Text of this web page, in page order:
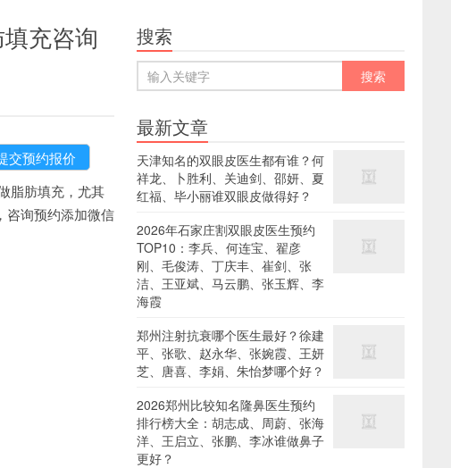
充咨询
脂肪填充，尤其
咨询预约添加微信
搜索
最新文章
天津知名的双眼皮医生都有谁？何
祥龙、卜胜利、关迪剑、邵妍、夏
红福、毕小丽谁双眼皮做得好？
2026年石家庄割双眼皮医生预约
TOP10：李兵、何连宝、翟彦
刚、毛俊涛、丁庆丰、崔剑、张
洁、王亚斌、马云鹏、张玉辉、李
海霞
郑州注射抗衰哪个医生最好？徐建
平、张歌、赵永华、张婉霞、王妍
芝、唐喜、李娟、朱怡梦哪个好？
2026郑州比较知名隆鼻医生预约
排行榜大全：胡志成、周蔚、张海
洋、王启立、张鹏、李冰谁做鼻子
更好？